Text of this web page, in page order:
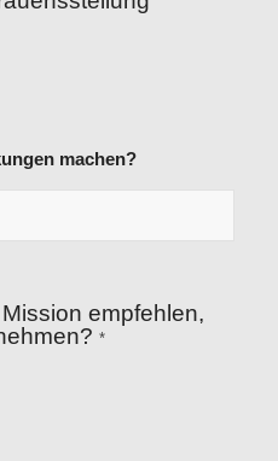
machen?
empfehlen,
*